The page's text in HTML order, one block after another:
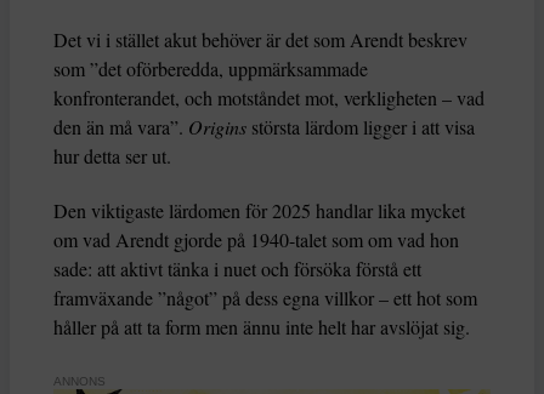
Det vi i stället akut behöver är det som Arendt beskrev
som ”det oförberedda, uppmärksammade
konfronterandet, och motståndet mot, verkligheten – vad
den än må vara”. Origins största lärdom ligger i att visa
hur detta ser ut.
Den viktigaste lärdomen för 2025 handlar lika mycket
om vad Arendt gjorde på 1940-talet som om vad hon
sade: att aktivt tänka i nuet och försöka förstå ett
framväxande ”något” på dess egna villkor – ett hot som
håller på att ta form men ännu inte helt har avslöjat sig.
ANNONS